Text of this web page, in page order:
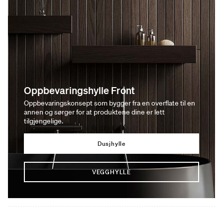
Oppbevaringshylle Front
Oppbevaringskonsept som bygger fra en overflate til en
annen og sørger for at produktene dine er lett
tilgjengelige.
Dusjhylle
VEGGHYLLE